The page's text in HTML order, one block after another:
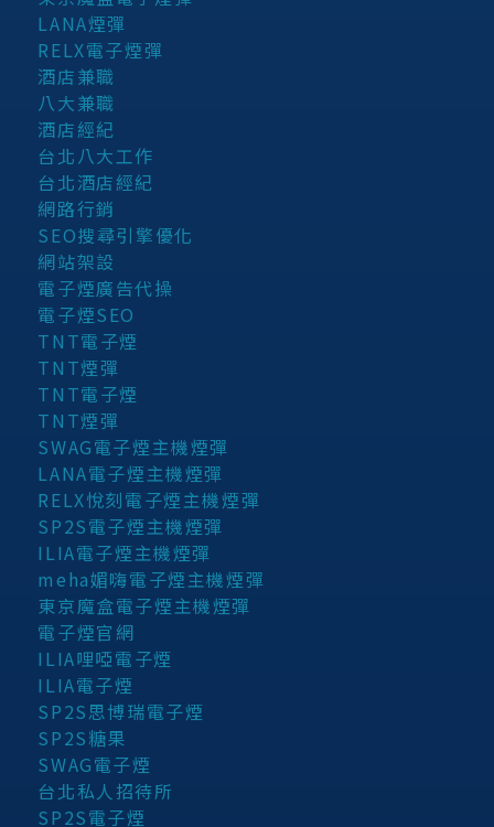
LANA煙彈
RELX電子煙彈
酒店兼職
八大兼職
酒店經紀
台北八大工作
台北酒店經紀
網路行銷
SEO搜尋引擎優化
網站架設
電子煙廣告代操
電子煙SEO
TNT電子煙
TNT煙彈
TNT電子煙
TNT煙彈
SWAG電子煙主機煙彈
LANA電子煙主機煙彈
RELX悅刻電子煙主機煙彈
SP2S電子煙主機煙彈
ILIA電子煙主機煙彈
meha媚嗨電子煙主機煙彈
東京魔盒電子煙主機煙彈
電子煙官網
ILIA哩啞電子煙
ILIA電子煙
SP2S思博瑞電子煙
SP2S糖果
SWAG電子煙
台北私人招待所
SP2S電子煙